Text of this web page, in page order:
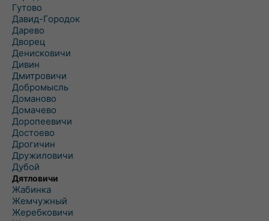
Гутово
Давид-Городок
Дарево
Дворец
Денисковичи
Дивин
Дмитровичи
Добромысль
Доманово
Домачево
Доропеевичи
Достоево
Дрогичин
Дружиловичи
Дубой
Дятловичи
Жабинка
Жемчужный
Жеребковичи